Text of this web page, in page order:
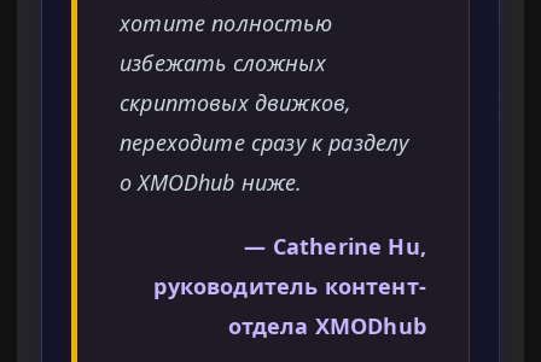
хотите полностью
избежать сложных
скриптовых движков,
переходите сразу к разделу
о XMODhub ниже.
— Catherine Hu,
руководитель контент-
отдела XMODhub